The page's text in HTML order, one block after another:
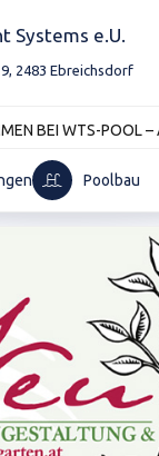
Systems e.U.
2483 Ebreichsdorf
BEI WTS-POOL –
Poolbau